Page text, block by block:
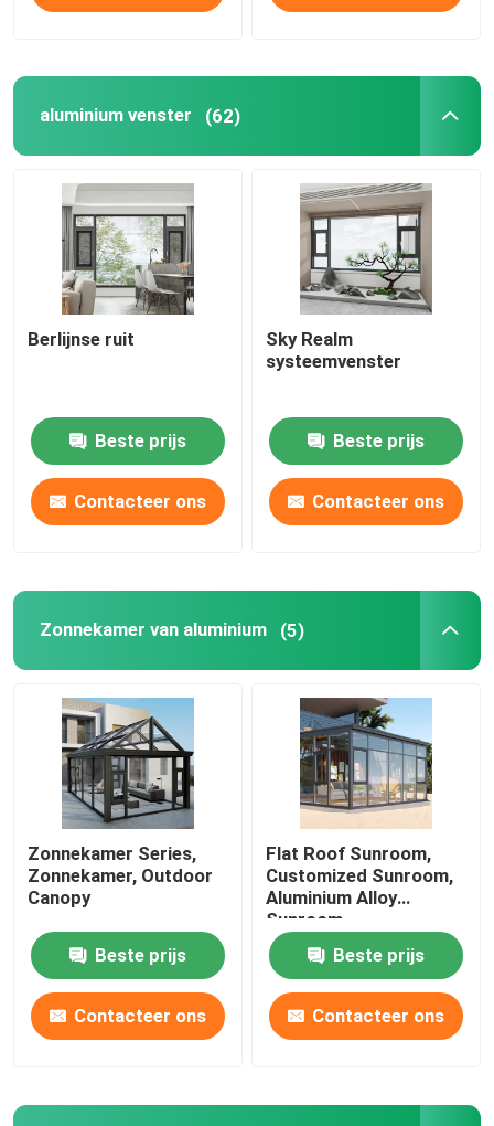
aluminium venster (62)
Berlijnse ruit
Beste prijs
Contacteer ons
Sky Realm
systeemvenster
Beste prijs
Contacteer ons
Zonnekamer van aluminium (5)
Zonnekamer Series,
Zonnekamer, Outdoor
Canopy
Beste prijs
Contacteer ons
Flat Roof Sunroom,
Customized Sunroom,
Aluminium Alloy
Sunroom
Beste prijs
Contacteer ons